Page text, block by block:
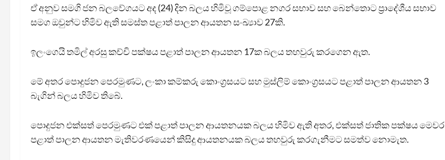
ඒ අනුව සමගි ජන බලවේගයට අද (24) දින බලය හිමිවූ ගම්පොළ නගර සභාව සහ බෙන්තොට ප්‍රාදේශීය සභාව
සමග ඔවුන්ට හිමිව ඇති සමස්ත පළාත් පාලන ආයතන සංඛ්‍යාව 27කි.
ඉලංගෙයි තමිල් අරසු කච්චි පක්ෂය පළාත් පාලන ආයතන 17ක බලය තහවුරු කරගෙන ඇත.
මේ අතර පොදුජන පෙරමුණට, ලංකා කම්කරු කොංග්‍රසයට සහ මුස්ලිම් කොංග්‍රසයට පළාත් පාලන ආයතන 3
බැගින් බලය හිමිව තිබේ.
පොදුජන එක්සත් පෙරමුණට එක් පළාත් පාලන ආයතනයක බලය හිමිව ඇති අතර, එක්සත් ජාතික පක්ෂය මෙවර
පළාත් පාලන ආයතන මැතිවරණයෙන් කිසිදු ආයතනයක බලය තහවුරු කරගැනීමට සමත්ව නොමැත.